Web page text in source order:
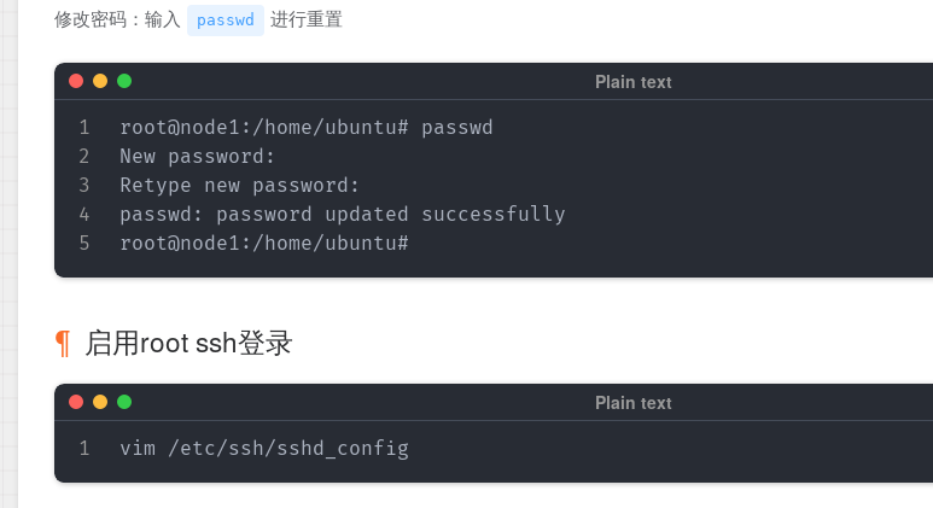
修改密码：输入 passwd 进行重置
root@node1:/home/ubuntu# passwd
New password:
Retype new password:
passwd: password updated successfully
启用root ssh登录